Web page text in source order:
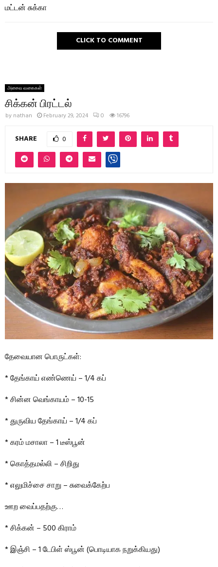
மட்டன் சுக்கா
CLICK TO COMMENT
அசைவ வகைகள்
சிக்கன் பிரட்டல்
by nathan February 29, 2024 0 16796
SHARE 0
தேவையான பொருட்கள்:
* தேங்காய் எண்ணெய் – 1/4 கப்
* சின்ன வெங்காயம் – 10-15
* துருவிய தேங்காய் – 1/4 கப்
* கரம் மசாலா – 1 டீஸ்பூன்
* கொத்தமல்லி – சிறிது
* எலுமிச்சை சாறு – சுவைக்கேற்ப
ஊற வைப்பதற்கு…
* சிக்கன் – 500 கிராம்
* இஞ்சி – 1 டேபிள் ஸ்பூன் (பொடியாக நறுக்கியது)